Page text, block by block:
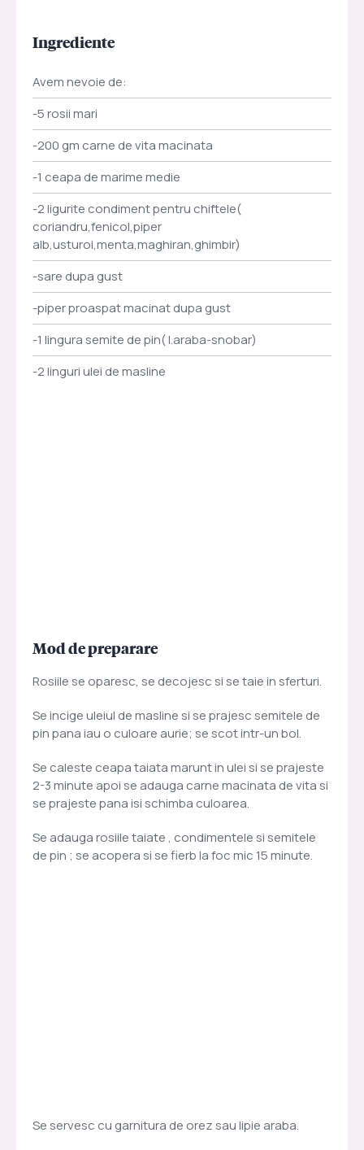
Ingrediente
Avem nevoie de:
-5 rosii mari
-200 gm carne de vita macinata
-1 ceapa de marime medie
-2 ligurite condiment pentru chiftele(
coriandru,fenicol,piper
alb,usturoi,menta,maghiran,ghimbir)
-sare dupa gust
-piper proaspat macinat dupa gust
-1 lingura semite de pin( l.araba-snobar)
-2 linguri ulei de masline
Mod de preparare
Rosiile se oparesc, se decojesc si se taie in sferturi.
Se incige uleiul de masline si se prajesc semitele de
pin pana iau o culoare aurie; se scot intr-un bol.
Se caleste ceapa taiata marunt in ulei si se prajeste
2-3 minute apoi se adauga carne macinata de vita si
se prajeste pana isi schimba culoarea.
Se adauga rosiile taiate , condimentele si semitele
de pin ; se acopera si se fierb la foc mic 15 minute.
Se servesc cu garnitura de orez sau lipie araba.